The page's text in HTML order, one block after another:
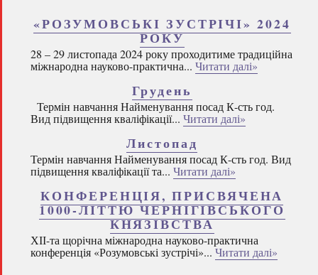
«РОЗУМОВСЬКІ ЗУСТРІЧІ» 2024
РОКУ
28 – 29 листопада 2024 року проходитиме традиційна
міжнародна науково-практична... Читати далі»
Грудень
Термін навчання Найменування посад К-сть год.
Вид підвищення кваліфікації... Читати далі»
Листопад
Термін навчання Найменування посад К-сть год. Вид
підвищення кваліфікації та... Читати далі»
КОНФЕРЕНЦІЯ, ПРИСВЯЧЕНА
1000-ЛІТТЮ ЧЕРНІГІВСЬКОГО
КНЯЗІВСТВА
ХІІ-та щорічна міжнародна науково-практична
конференція «Розумовські зустрічі»... Читати далі»